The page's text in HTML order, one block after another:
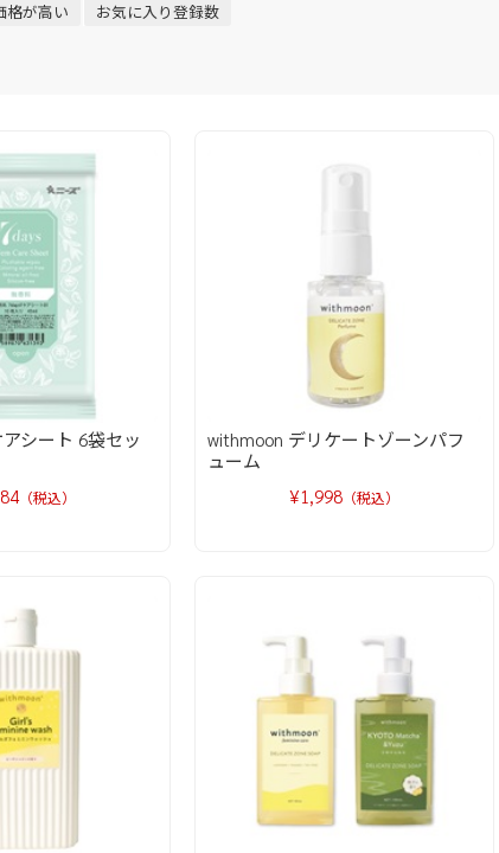
格が高い お気に入り登録数
シート 6袋セッ
（税込）
withmoon デリケートゾーンパフ
ューム
¥1,998 （税込）